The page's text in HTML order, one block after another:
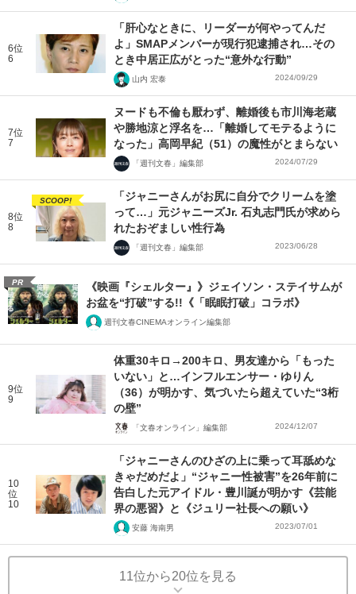
6位
6
「肝心なときに、リーダーが何やってんだ
よ」SMAPメンバーが現行犯逮捕され…その
とき中居正広がとった“意外な行動”
山内 宏泰 2024/09/29
7位
7
ヌードも不倫も厭わず、離婚後も市川海老蔵
や勝地涼と浮名を…「離婚してモテるように
なった」高岡早紀（51）の魔性がとまらない
「週刊文春」編集部 2024/07/29
8位
8
SCOOP!
「ジャニーさんがお尻に自分でクリームを塗
って…」元ジャニーズJr. 石丸志門氏が求めら
れたおぞましい性行為
「週刊文春」編集部 2023/06/28
PR
《映画『シェルター』》ジェイソン・ステイサムが
お盆を“打破”する!!《「眠眠打破」コラボ》
週刊文春CINEMAオンライン編集部
9位
9
体重30キロ→200キロ、男友達から「もった
いない」と…インフルエンサー・ゆりん
（36）が明かす、気づいたら超えていた“3桁
の壁”
「文春オンライン」編集部 2024/12/07
10
位
10
「ジャニーさんのひざの上に乗って耳舐めな
きゃだめだよ」“ジャニー性被害”を26年前に
告白した元アイドル・豊川誕が明かす《芸能
界の悪習》と《ジュリー社長への願い》
安藤 海南男 2023/07/01
11位から20位を見る